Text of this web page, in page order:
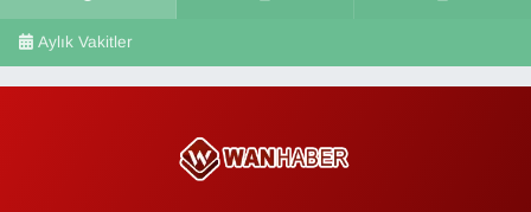
Aylık Vakitler